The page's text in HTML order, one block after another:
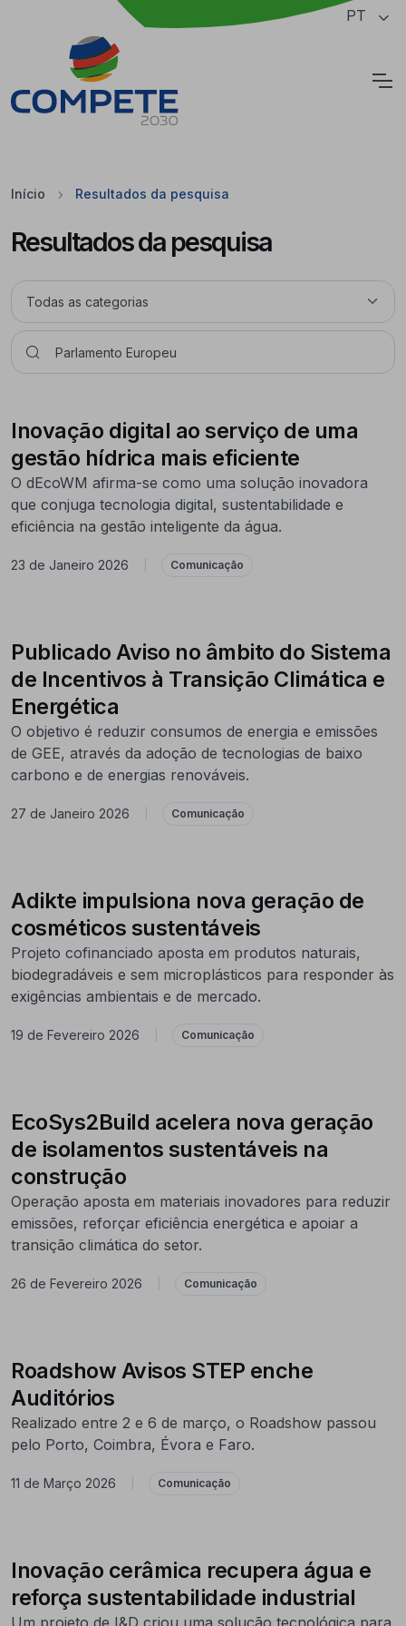
Saltar para o conteúdo principal da página PT
Início Resultados da pesquisa
Resultados da pesquisa
Inovação digital ao serviço de uma
gestão hídrica mais eficiente
O dEcoWM afirma-se como uma solução inovadora
que conjuga tecnologia digital, sustentabilidade e
eficiência na gestão inteligente da água.
23 de Janeiro 2026 Comunicação
Publicado Aviso no âmbito do Sistema
de Incentivos à Transição Climática e
Energética
O objetivo é reduzir consumos de energia e emissões
de GEE, através da adoção de tecnologias de baixo
carbono e de energias renováveis.
27 de Janeiro 2026 Comunicação
Adikte impulsiona nova geração de
cosméticos sustentáveis
Projeto cofinanciado aposta em produtos naturais,
biodegradáveis e sem microplásticos para responder às
exigências ambientais e de mercado.
19 de Fevereiro 2026 Comunicação
EcoSys2Build acelera nova geração
de isolamentos sustentáveis na
construção
Operação aposta em materiais inovadores para reduzir
emissões, reforçar eficiência energética e apoiar a
transição climática do setor.
26 de Fevereiro 2026 Comunicação
Roadshow Avisos STEP enche
Auditórios
Realizado entre 2 e 6 de março, o Roadshow passou
pelo Porto, Coimbra, Évora e Faro.
11 de Março 2026 Comunicação
Inovação cerâmica recupera água e
reforça sustentabilidade industrial
Um projeto de I&D criou uma solução tecnológica para